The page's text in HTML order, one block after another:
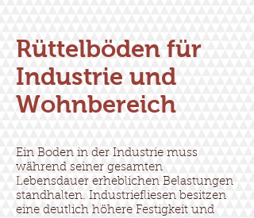
Rüttelböden für
Industrie und
Wohnbereich
Ein Boden in der Industrie muss
während seiner gesamten
Lebensdauer erheblichen Belastungen
standhalten. Industriefliesen besitzen
eine deutlich höhere Festigkeit und